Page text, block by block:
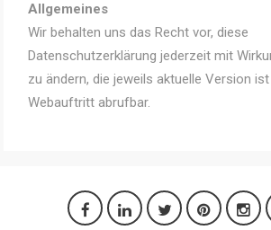
Allgemeines
Wir behalten uns das Recht vor, diese
Datenschutzerklärung jederzeit mit
zu ändern, die jeweils aktuelle Version
Webauftritt abrufbar.